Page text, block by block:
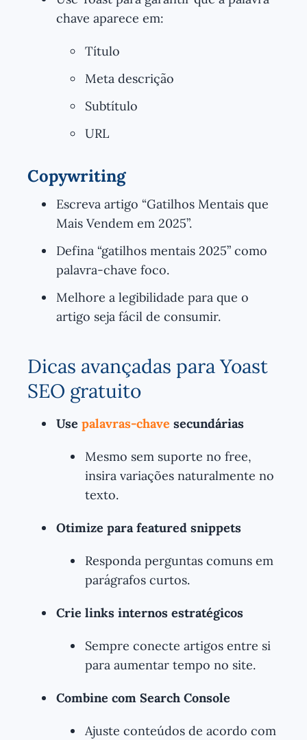
chave aparece em:
Título
Meta descrição
Subtítulo
URL
Copywriting
Escreva artigo “Gatilhos Mentais que
Mais Vendem em 2025”.
Defina “gatilhos mentais 2025” como
palavra-chave foco.
Melhore a legibilidade para que o
artigo seja fácil de consumir.
Dicas avançadas para Yoast
SEO gratuito
Use palavras-chave secundárias
Mesmo sem suporte no free,
insira variações naturalmente no
texto.
Otimize para featured snippets
Responda perguntas comuns em
parágrafos curtos.
Crie links internos estratégicos
Sempre conecte artigos entre si
para aumentar tempo no site.
Combine com Search Console
Ajuste conteúdos de acordo com